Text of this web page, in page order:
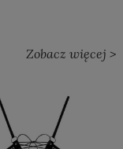
Zobacz więcej >